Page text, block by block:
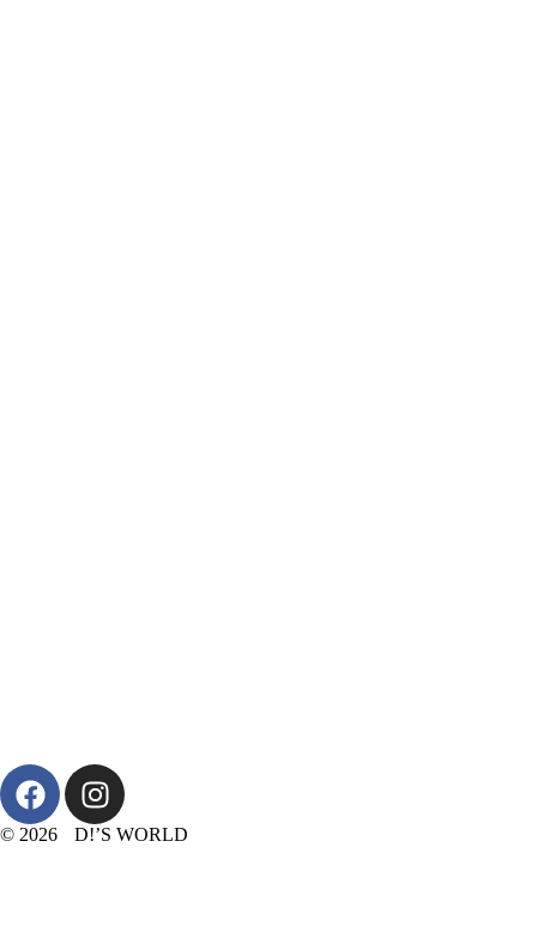
© 2026 D!’S WORLD